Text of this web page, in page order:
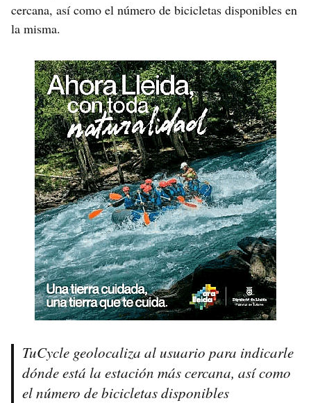
cercana, así como el número de bicicletas disponibles en
la misma.
TuCycle geolocaliza al usuario para indicarle
dónde está la estación más cercana, así como
el número de bicicletas disponibles